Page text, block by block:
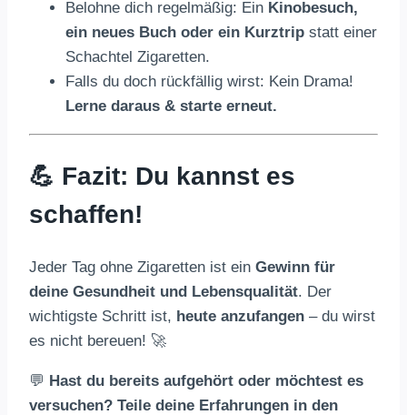
Belohne dich regelmäßig: Ein Kinobesuch,
ein neues Buch oder ein Kurztrip statt einer
Schachtel Zigaretten.
Falls du doch rückfällig wirst: Kein Drama!
Lerne daraus & starte erneut.
💪 Fazit: Du kannst es
schaffen!
Jeder Tag ohne Zigaretten ist ein Gewinn für
deine Gesundheit und Lebensqualität. Der
wichtigste Schritt ist, heute anzufangen – du wirst
es nicht bereuen! 🚀
💬 Hast du bereits aufgehört oder möchtest es
versuchen? Teile deine Erfahrungen in den